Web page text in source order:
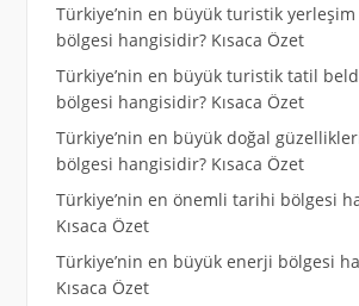
Türkiye’nin en büyük turistik
bölgesi hangisidir? Kısaca Özet
Türkiye’nin en büyük turistik tatil
bölgesi hangisidir? Kısaca Özet
Türkiye’nin en büyük doğal
bölgesi hangisidir? Kısaca Özet
Türkiye’nin en önemli tarihi bölgesi
Kısaca Özet
Türkiye’nin en büyük enerji bölgesi
Kısaca Özet